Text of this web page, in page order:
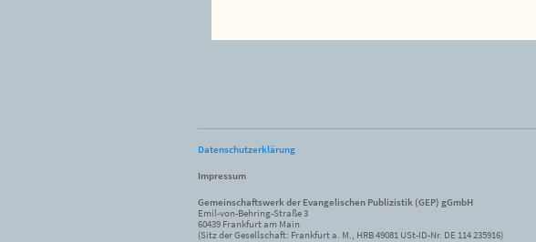
Datenschutzerklärung
Impressum
Gemeinschaftswerk der Evangelischen Publizistik (GEP) gGmbH
Emil-von-Behring-Straße 3
60439 Frankfurt am Main
(Sitz der Gesellschaft: Frankfurt a. M., HRB 49081 USt-ID-Nr. DE 114 235916)